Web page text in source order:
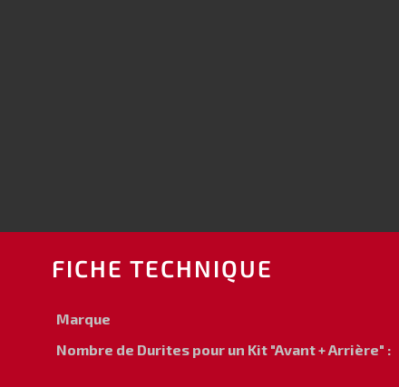
FICHE TECHNIQUE
Marque
Nombre de Durites pour un Kit "Avant + Arrière" :